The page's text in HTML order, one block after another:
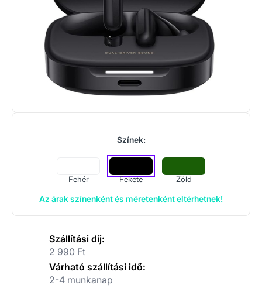
Színek:
Fehér Fekete Zöld
Az árak színenként és méretenként eltérhetnek!
Szállítási díj:
2 990 Ft
Várható szállítási idő:
2-4 munkanap